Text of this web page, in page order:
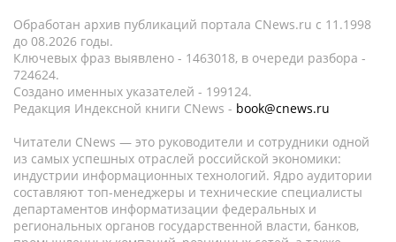
Обработан архив публикаций портала CNews.ru c 11.1998
до 08.2026 годы.
Ключевых фраз выявлено - 1463018, в очереди разбора -
724624.
Создано именных указателей - 199124.
Редакция Индексной книги CNews - book@cnews.ru
Читатели CNews — это руководители и сотрудники одной
из самых успешных отраслей российской экономики:
индустрии информационных технологий. Ядро аудитории
составляют топ-менеджеры и технические специалисты
департаментов информатизации федеральных и
региональных органов государственной власти, банков,